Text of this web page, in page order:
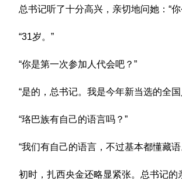
总书记听了十分高兴，亲切地问她：“你
“31岁。”
“你是第一次参加人代会吧？”
“是的，总书记。我是今年新当选的全国
“珞巴族有自己的语言吗？”
“我们有自己的语言，不过基本都懂藏语
初时，扎西央金还略显紧张。总书记的